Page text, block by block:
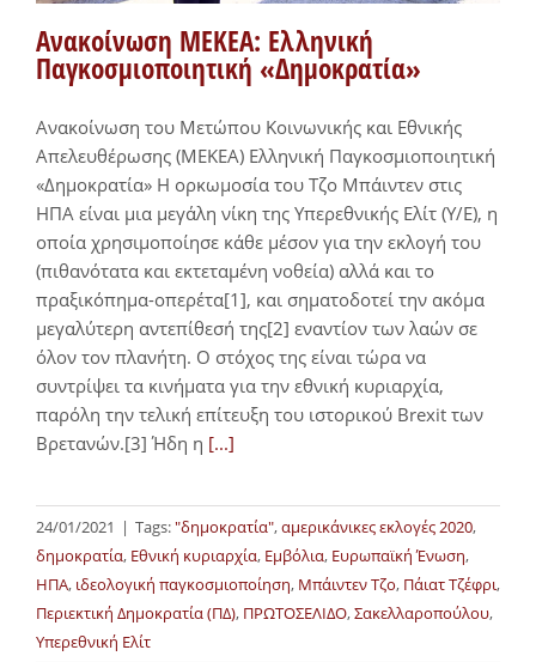
Ανακοίνωση ΜΕΚΕΑ: Ελληνική
Παγκοσμιοποιητική «Δημοκρατία»
Ανακοίνωση του Μετώπου Κοινωνικής και Εθνικής
Απελευθέρωσης (ΜΕΚΕΑ) Ελληνική Παγκοσμιοποιητική
«Δημοκρατία» Η ορκωμοσία του Τζο Μπάιντεν στις
ΗΠΑ είναι μια μεγάλη νίκη της Υπερεθνικής Ελίτ (Υ/Ε), η
οποία χρησιμοποίησε κάθε μέσον για την εκλογή του
(πιθανότατα και εκτεταμένη νοθεία) αλλά και το
πραξικόπημα-οπερέτα[1], και σηματοδοτεί την ακόμα
μεγαλύτερη αντεπίθεσή της[2] εναντίον των λαών σε
όλον τον πλανήτη. Ο στόχος της είναι τώρα να
συντρίψει τα κινήματα για την εθνική κυριαρχία,
παρόλη την τελική επίτευξη του ιστορικού Brexit των
Βρετανών.[3] Ήδη η [...]
24/01/2021 | Tags:"δημοκρατία",αμερικάνικες εκλογές 2020,
δημοκρατία, Εθνική κυριαρχία, Εμβόλια, Ευρωπαϊκή Ένωση,
ΗΠΑ, ιδεολογική παγκοσμιοποίηση, Μπάιντεν Τζο, Πάιατ Τζέφρι,
Περιεκτική Δημοκρατία (ΠΔ), ΠΡΩΤΟΣΕΛΙΔΟ,Σακελλαροπούλου,
Υπερεθνική Ελίτ